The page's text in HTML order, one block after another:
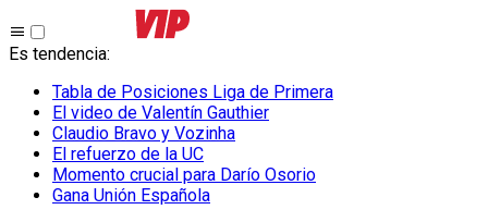
Es tendencia:
Tabla de Posiciones Liga de Primera
El video de Valentín Gauthier
Claudio Bravo y Vozinha
El refuerzo de la UC
Momento crucial para Darío Osorio
Gana Unión Española